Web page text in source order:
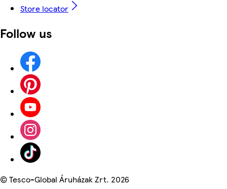
Store locator
Follow us
©Tesco-Global Áruházak Zrt. 2026